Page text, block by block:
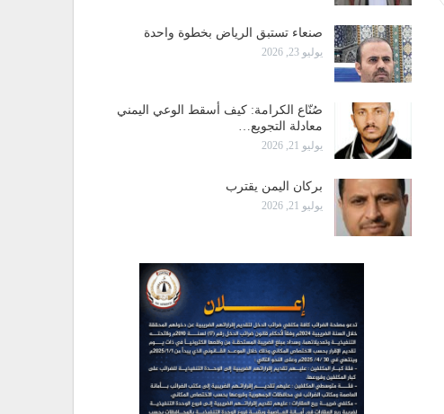
صنعاء تستبق الرياض بخطوة واحدة
يوليو 23, 2026
صُنّاع الكرامة: كيف أسقط الوعي اليمني
معادلة التجويع…
يوليو 21, 2026
بركان اليمن يقترب
يوليو 21, 2026